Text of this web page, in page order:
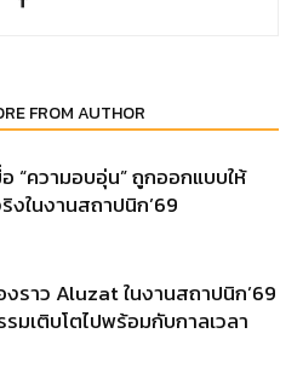
FROM AUTHOR
“ความอบอุ่น” ถูกออกแบบให้
งในงานสถาปนิก’69
งราว Aluzat ในงานสถาปนิก’69
มเติบโตไปพร้อมกับกาลเวลา